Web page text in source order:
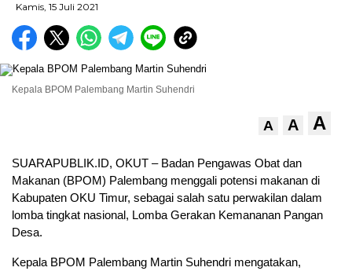
Kamis, 15 Juli 2021
Kepala BPOM Palembang Martin Suhendri
A A A
SUARAPUBLIK.ID, OKUT – Badan Pengawas Obat dan
Makanan (BPOM) Palembang menggali potensi makanan di
Kabupaten OKU Timur, sebagai salah satu perwakilan dalam
lomba tingkat nasional, Lomba Gerakan Kemananan Pangan
Desa.
Kepala BPOM Palembang Martin Suhendri mengatakan,